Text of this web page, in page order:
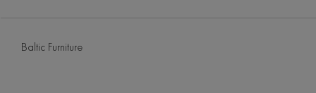
Baltic Furniture